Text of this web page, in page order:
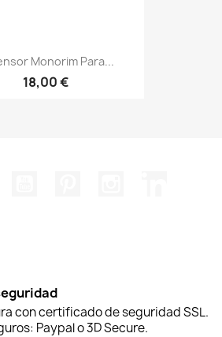
Monorim Para...
18,00 €
con certificado de seguridad SSL.
Paypal o 3D Secure.